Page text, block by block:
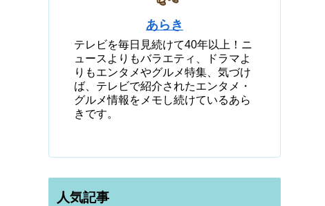
あらき
テレビを毎日見続けて40年以上！ニ
ュースよりもバラエティ、ドラマよ
りもエンタメやグルメ特集、気づけ
ば、テレビで紹介されたエンタメ・
グルメ情報をメモし続けているあら
きです。
人気記事